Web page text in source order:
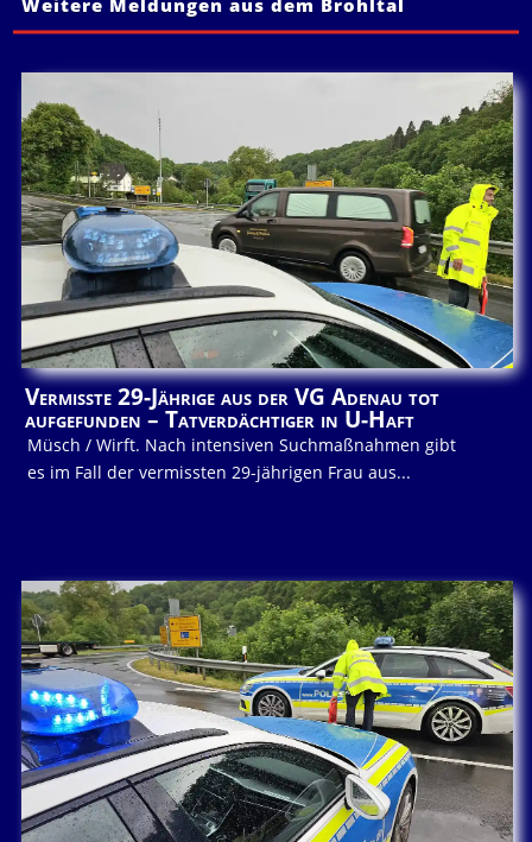
Weitere Meldungen aus dem Brohltal
Vermisste 29-Jährige aus der VG Adenau tot
aufgefunden – Tatverdächtiger in U-Haft
Müsch / Wirft. Nach intensiven Suchmaßnahmen gibt
es im Fall der vermissten 29-jährigen Frau aus...